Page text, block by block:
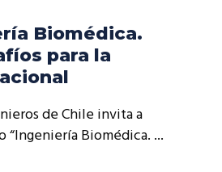
Biomédica.
para la
de Chile invita a
Biomédica.